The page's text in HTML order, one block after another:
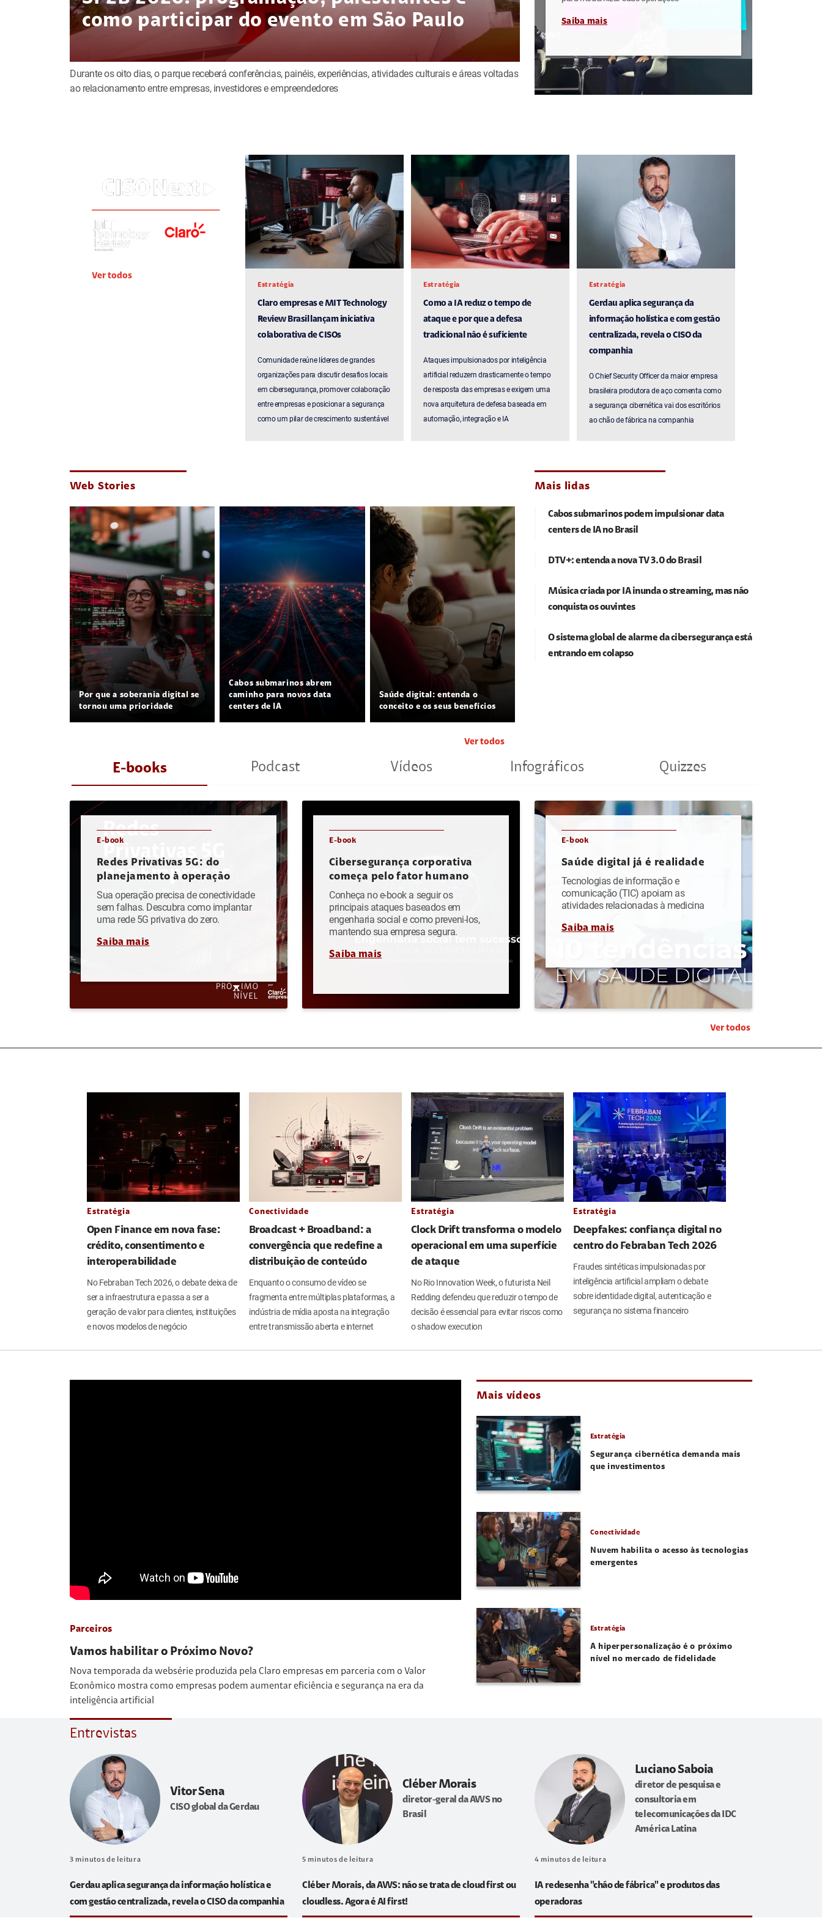
como participar do evento em São Paulo
Durante os oito dias, o parque receberá conferências, painéis, experiências, atividades culturais e áreas voltadas
ao relacionamento entre empresas, investidores e empreendedores
Saiba mais
Ver todos
Estratégia
Claro empresas e MIT Technology
Review Brasil lançam iniciativa
colaborativa de CISOs
Comunidade reúne líderes de grandes
organizações para discutir desafios locais
em cibersegurança, promover colaboração
entre empresas e posicionar a segurança
como um pilar de crescimento sustentável
Estratégia
Como a IA reduz o tempo de
ataque e por que a defesa
tradicional não é suficiente
Ataques impulsionados por inteligência
artificial reduzem drasticamente o tempo
de resposta das empresas e exigem uma
nova arquitetura de defesa baseada em
automação, integração e IA
Estratégia
Gerdau aplica segurança da
informação holística e com gestão
centralizada, revela o CISO da
companhia
O Chief Security Officer da maior empresa
brasileira produtora de aço comenta como
a segurança cibernética vai dos escritórios
ao chão de fábrica na companhia
Web Stories
Por que a soberania digital se
tornou uma prioridade
Cabos submarinos abrem
caminho para novos data
centers de IA
Saúde digital: entenda o
conceito e os seus benefícios
Ver todos
Mais lidas
Cabos submarinos podem impulsionar data
centers de IA no Brasil
DTV+: entenda a nova TV 3.0 do Brasil
Música criada por IA inunda o streaming, mas não
conquista os ouvintes
O sistema global de alarme da cibersegurança está
entrando em colapso
E-books Podcast Vídeos Infográficos Quizzes
E-book
Redes Privativas 5G: do
planejamento à operação
Sua operação precisa de conectividade
sem falhas. Descubra como implantar
uma rede 5G privativa do zero.
Saiba mais
E-book
Cibersegurança corporativa
começa pelo fator humano
Conheça no e-book a seguir os
principais ataques baseados em
engenharia social e como preveni-los,
mantendo sua empresa segura.
Saiba mais
E-book
Saúde digital já é realidade
Tecnologias de informação e
comunicação (TIC) apoiam as
atividades relacionadas à medicina
Saiba mais
Ver todos
Estratégia
Open Finance em nova fase:
crédito, consentimento e
interoperabilidade
No Febraban Tech 2026, o debate deixa de
ser a infraestrutura e passa a ser a
geração de valor para clientes, instituições
e novos modelos de negócio
Conectividade
Broadcast + Broadband: a
convergência que redefine a
distribuição de conteúdo
Enquanto o consumo de vídeo se
fragmenta entre múltiplas plataformas, a
indústria de mídia aposta na integração
entre transmissão aberta e internet
Estratégia
Clock Drift transforma o modelo
operacional em uma superfície
de ataque
No Rio Innovation Week, o futurista Neil
Redding defendeu que reduzir o tempo de
decisão é essencial para evitar riscos como
o shadow execution
Estratégia
Deepfakes: confiança digital no
centro do Febraban Tech 2026
Fraudes sintéticas impulsionadas por
inteligência artificial ampliam o debate
sobre identidade digital, autenticação e
segurança no sistema financeiro
Parceiros
Vamos habilitar o Próximo Novo?
Nova temporada da websérie produzida pela Claro empresas em parceria com o Valor
Econômico mostra como empresas podem aumentar eficiência e segurança na era da
inteligência artificial
Mais vídeos
Estratégia
Segurança cibernética demanda mais
que investimentos
Conectividade
Nuvem habilita o acesso às tecnologias
emergentes
Estratégia
A hiperpersonalização é o próximo
nível no mercado de fidelidade
Entrevistas
Vitor Sena
CISO global da Gerdau
3 minutos de leitura
Gerdau aplica segurança da informação holística e
com gestão centralizada, revela o CISO da companhia
Cléber Morais
diretor-geral da AWS no
Brasil
5 minutos de leitura
Cléber Morais, da AWS: não se trata de cloud first ou
cloudless. Agora é AI first!
Luciano Saboia
diretor de pesquisa e
consultoria em
telecomunicações da IDC
América Latina
4 minutos de leitura
IA redesenha "chão de fábrica" e produtos das
operadoras